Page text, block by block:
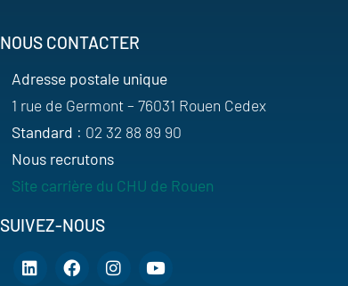
NOUS CONTACTER
Adresse postale unique
1 rue de Germont – 76031 Rouen Cedex
Standard : 02 32 88 89 90
Nous recrutons
Site carrière du CHU de Rouen
SUIVEZ-NOUS